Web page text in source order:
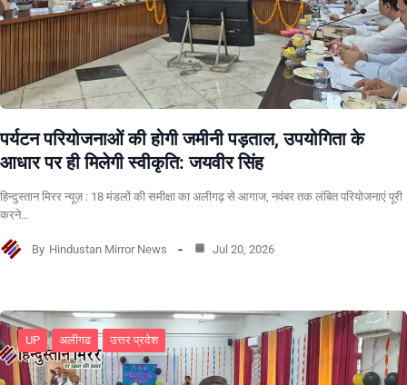
पर्यटन परियोजनाओं की होगी जमीनी पड़ताल, उपयोगिता के
आधार पर ही मिलेगी स्वीकृति: जयवीर सिंह
हिन्दुस्तान मिरर न्यूज़ : 18 मंडलों की समीक्षा का अलीगढ़ से आगाज, नवंबर तक लंबित परियोजनाएं पूरी
करने…
By Hindustan Mirror News Jul 20, 2026
UP अलीगढ उत्तर प्रदेश